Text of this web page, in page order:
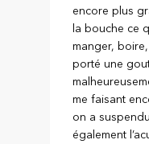
encore plus
la bouche ce
manger,
porté une
me faisant
on a
également